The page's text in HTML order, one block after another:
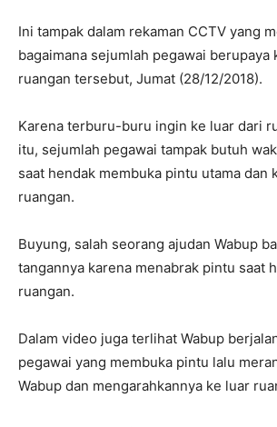
Ini tampak dalam rekaman CCTV yang
bagaimana sejumlah pegawai berupaya
ruangan tersebut, Jumat (28/12/2018).
Karena terburu-buru ingin ke luar dari
itu, sejumlah pegawai tampak butuh
saat hendak membuka pintu utama dan
ruangan.
Buyung, salah seorang ajudan Wabup
tangannya karena menabrak pintu saat
ruangan.
Dalam video juga terlihat Wabup
pegawai yang membuka pintu lalu
Wabup dan mengarahkannya ke luar